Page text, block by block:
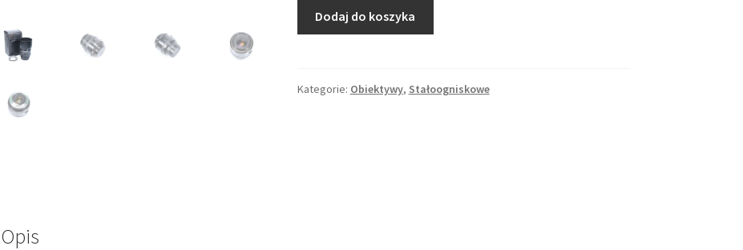
Macro
Dodaj do koszyka
Kategorie: Obiektywy, Stałoogniskowe
Opis